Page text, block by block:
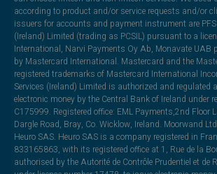
according to product and/or service requests and/or
issuers for accounts and payment instrument are PFS
(Ireland) Limited (trading as PCSIL) pursuant to a
International, Narvi Payments Oy Ab, Monavate UAB
by Mastercard International. Mastercard and the
registered trademarks of Mastercard International
Services (Ireland) Limited is authorized and regulated
electronic money by the Central Bank of Ireland under
C175999. Registered office: EML Payments,2nd Floor
Dargle Road, Bray, Co. Wicklow, Ireland. Moorwand
Heuro SAS. Heuro SAS is a company registered in
833165863, with its registered office at 1, Rue de la
authorised by the Autorité de Contrôle Prudentiel et de